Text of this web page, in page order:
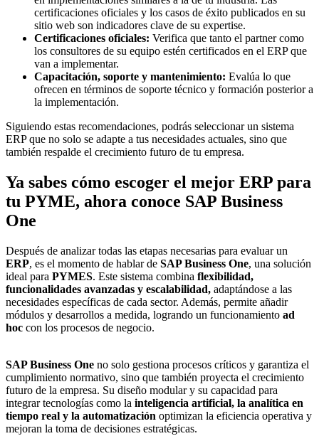
certificaciones oficiales y los casos de éxito publicados en su
sitio web son indicadores clave de su expertise.
Certificaciones oficiales: Verifica que tanto el partner como
los consultores de su equipo estén certificados en el ERP que
van a implementar.
Capacitación, soporte y mantenimiento: Evalúa lo que
ofrecen en términos de soporte técnico y formación posterior a
la implementación.
Siguiendo estas recomendaciones, podrás seleccionar un sistema
ERP que no solo se adapte a tus necesidades actuales, sino que
también respalde el crecimiento futuro de tu empresa.
Ya sabes cómo escoger el mejor ERP para
tu PYME, ahora conoce SAP Business
One
Después de analizar todas las etapas necesarias para evaluar un
ERP, es el momento de hablar de SAP Business One, una solución
ideal para PYMES. Este sistema combina flexibilidad,
funcionalidades avanzadas y escalabilidad, adaptándose a las
necesidades específicas de cada sector. Además, permite añadir
módulos y desarrollos a medida, logrando un funcionamiento ad
hoc con los procesos de negocio.
SAP Business One no solo gestiona procesos críticos y garantiza el
cumplimiento normativo, sino que también proyecta el crecimiento
futuro de la empresa. Su diseño modular y su capacidad para
integrar tecnologías como la inteligencia artificial, la analítica en
tiempo real y la automatización optimizan la eficiencia operativa y
mejoran la toma de decisiones estratégicas.